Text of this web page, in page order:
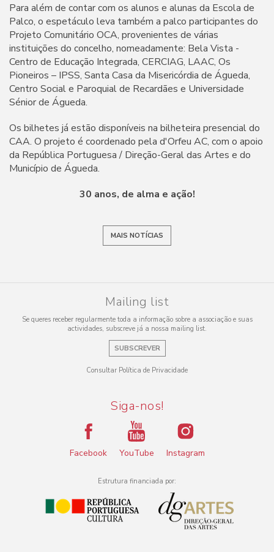
Para além de contar com os alunos e alunas da Escola de
Palco, o espetáculo leva também a palco participantes do
Projeto Comunitário OCA, provenientes de várias
instituições do concelho, nomeadamente: Bela Vista -
Centro de Educação Integrada, CERCIAG, LAAC, Os
Pioneiros – IPSS, Santa Casa da Misericórdia de Águeda,
Centro Social e Paroquial de Recardães e Universidade
Sénior de Águeda.
Os bilhetes já estão disponíveis na bilheteira presencial do
CAA. O projeto é coordenado pela d'Orfeu AC, com o apoio
da República Portuguesa / Direção-Geral das Artes e do
Município de Águeda.
30 anos, de alma e ação!
MAIS NOTÍCIAS
Mailing list
Se queres receber regularmente toda a informação sobre a associação e suas
actividades, subscreve já a nossa mailing list.
SUBSCREVER
Consultar Política de Privacidade
Siga-nos!
Facebook YouTube Instagram
Estrutura financiada por: